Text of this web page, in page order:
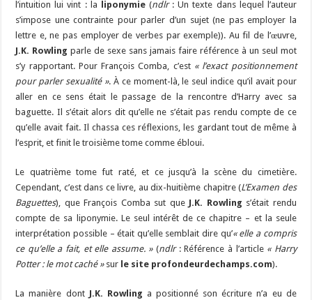
l’intuition lui vint : la
liponymie(ndlr : Un texte dans lequel l’auteur
s’impose une contrainte pour parler d’un sujet (ne pas employer la
lettre e, ne pas employer de verbes par exemple)). Au fil de l’œuvre,
J.K. Rowling parle de sexe sans jamais faire référence à un seul mot
s’y rapportant. Pour François Comba, c’est « l’exact positionnement
pour parler sexualité ». À ce moment-là, le seul indice qu’il avait pour
aller en ce sens était le passage de la rencontre d’Harry avec sa
baguette. Il s’était alors dit qu’elle ne s’était pas rendu compte de ce
qu’elle avait fait. Il chassa ces réflexions, les gardant tout de même à
l’esprit, et finit le troisième tome comme ébloui.
Le quatrième tome fut raté, et ce jusqu’à la scène du cimetière.
Cependant, c’est dans ce livre, au dix-huitième chapitre (L’Examen des
Baguettes), que François Comba sut que J.K. Rowling s’était rendu
compte de sa liponymie. Le seul intérêt de ce chapitre – et la seule
interprétation possible – était qu’elle semblait dire qu’« elle a compris
ce qu’elle a fait, et elle assume. »(ndlr: Référence à l’article « Harry
Potter : le mot caché »sur le site profondeurdechamps.com).
La manière dont J.K. Rowling a positionné son écriture n’a eu de